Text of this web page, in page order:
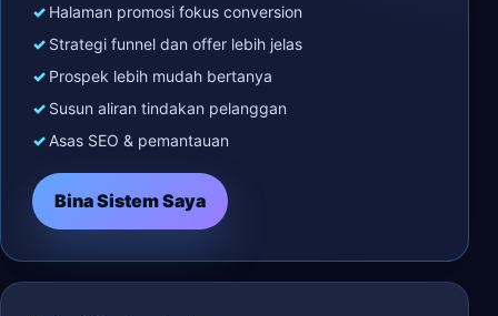
Halaman promosi fokus conversion
Strategi funnel dan offer lebih jelas
Prospek lebih mudah bertanya
Susun aliran tindakan pelanggan
Asas SEO & pemantauan
Bina Sistem Saya